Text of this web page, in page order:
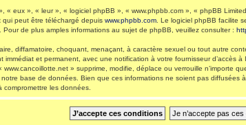
« eux », « leur », « logiciel phpBB », « www.phpbb.com », « phpBB
qui peut être téléchargé depuis www.phpbb.com . Le logiciel phpBB facilite
de plus amples informations au sujet de phpBB, veuillez consulter :
diffamatoire, choquant, menaçant, à caractère sexuel ou tout autre
et permanent, avec une notification à votre fournisseur
» supprime, modifie, déplace ou verrouille n’importe
base de données. Bien que ces informations ne soient pas
les données.